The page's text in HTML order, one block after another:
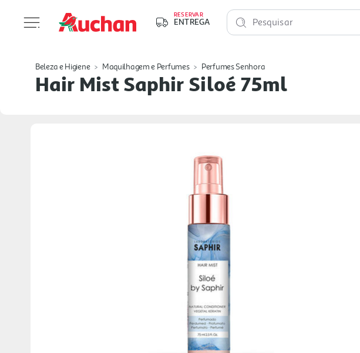
RESERVAR
ENTREGA Pesquisar
Beleza e Higiene Maquilhagem e Perfumes Perfumes Senhora
Hair Mist Saphir Siloé 75ml